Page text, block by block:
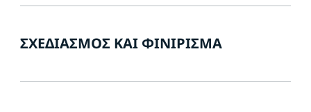
ΣΧΕΔΙΑΣΜΌΣ ΚΑΙ ΦΙΝΊΡΙΣΜΑ